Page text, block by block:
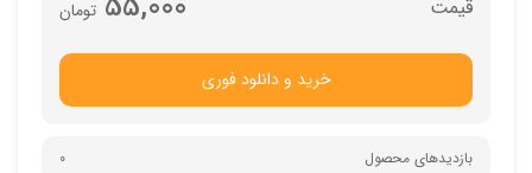
تومان
خرید و دانلود فوری
بازدیدهای محصول 0